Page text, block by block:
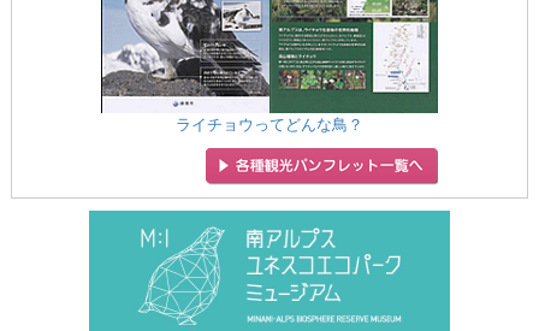
ライチョウってどんな鳥？